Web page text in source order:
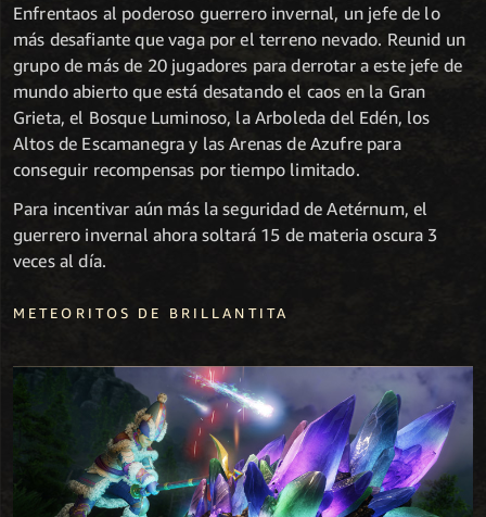
Enfrentaos al poderoso guerrero invernal, un jefe de lo
más desafiante que vaga por el terreno nevado. Reunid un
grupo de más de 20 jugadores para derrotar a este jefe de
mundo abierto que está desatando el caos en la Gran
Grieta, el Bosque Luminoso, la Arboleda del Edén, los
Altos de Escamanegra y las Arenas de Azufre para
conseguir recompensas por tiempo limitado.
Para incentivar aún más la seguridad de Aetérnum, el
guerrero invernal ahora soltará 15 de materia oscura 3
veces al día.
METEORITOS DE BRILLANTITA